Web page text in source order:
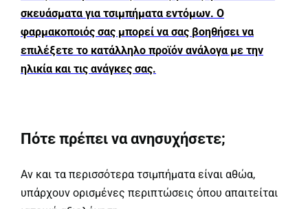
σκευάσματα για τσιμπήματα εντόμων. Ο
φαρμακοποιός σας μπορεί να σας βοηθήσει να
επιλέξετε το κατάλληλο προϊόν ανάλογα με την
ηλικία και τις ανάγκες σας.
Πότε πρέπει να ανησυχήσετε;
Αν και τα περισσότερα τσιμπήματα είναι αθώα,
υπάρχουν ορισμένες περιπτώσεις όπου απαιτείται